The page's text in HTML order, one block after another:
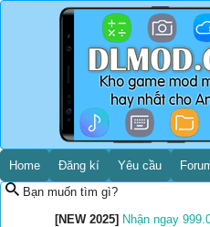
Home Đăng kí Yêu cầu
Bạn muốn tìm gì?
[NEW 2025] Nhận ngay